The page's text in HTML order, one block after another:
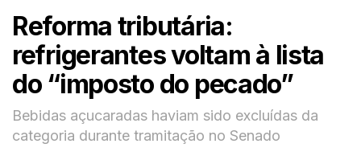
Reforma tributária:
refrigerantes voltam à lista
do “imposto do pecado”
Bebidas açucaradas haviam sido excluídas da
categoria durante tramitação no Senado